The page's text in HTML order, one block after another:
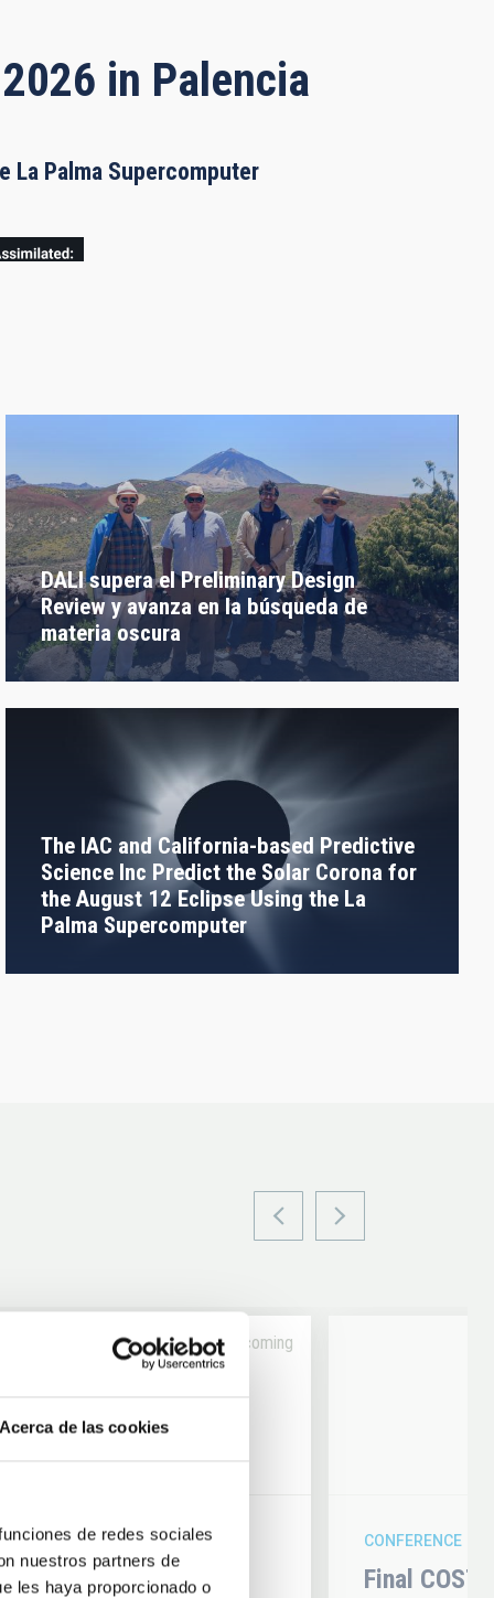
Acerca de las cookies
de redes sociales
nuestros partners de
les haya proporcionado o
in Palencia
La Palma Supercomputer
DALI supera el Preliminary Design
Review y avanza en la búsqueda de
materia oscura
The IAC and California-based Predictive
Science Inc Predict the Solar Corona for
the August 12 Eclipse Using the La
Palma Supercomputer
14
Upcoming
2026
CONFERENCE
Final